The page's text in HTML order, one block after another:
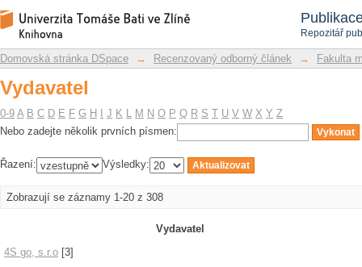
Repozitář
Vydavatel
Repozitář DSpace/Manakin
Domovská stránka DSpace → Recenzovaný odborný článek → Fakulta
Vydavatel
0-9 A B C D E F G H J K L M N O P Q R S T U V W X Y Z
Nebo zadejte několik prvních písmen:
Řazení: Výsledky:
Zobrazují se záznamy 1-20 z 308
Vydavatel
4S go, s.r.o [3]